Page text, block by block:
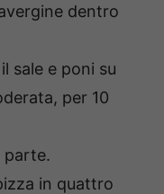
dentro
sale e poni su
per 10
parte.
in quattro